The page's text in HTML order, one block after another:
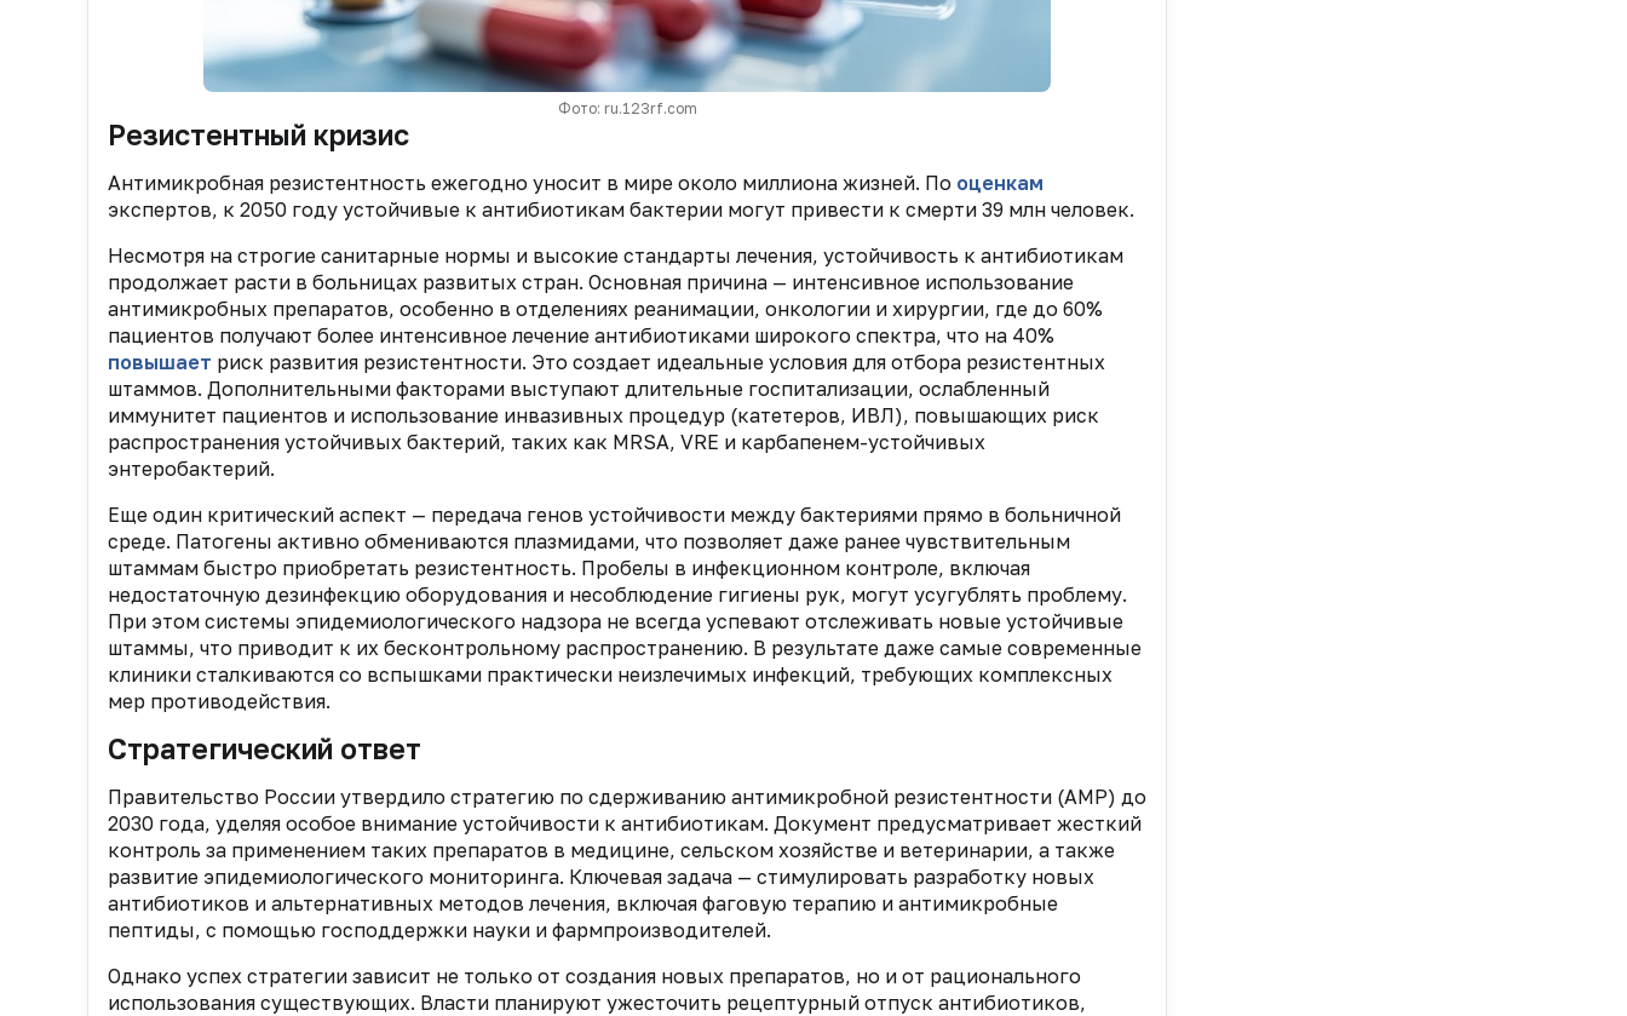
Фото: ru.123rf.com
Резистентный кризис
Антимикробная резистентность ежегодно уносит в мире около миллиона жизней. По оценкам
экспертов, к 2050 году устойчивые к антибиотикам бактерии могут привести к смерти 39 млн человек.
Несмотря на строгие санитарные нормы и высокие стандарты лечения, устойчивость к антибиотикам
продолжает расти в больницах развитых стран. Основная причина — интенсивное использование
антимикробных препаратов, особенно в отделениях реанимации, онкологии и хирургии, где до 60%
пациентов получают более интенсивное лечение антибиотиками широкого спектра, что на 40%
повышает риск развития резистентности. Это создает идеальные условия для отбора резистентных
штаммов. Дополнительными факторами выступают длительные госпитализации, ослабленный
иммунитет пациентов и использование инвазивных процедур (катетеров, ИВЛ), повышающих риск
распространения устойчивых бактерий, таких как MRSA, VRE и карбапенем-устойчивых
энтеробактерий.
Еще один критический аспект — передача генов устойчивости между бактериями прямо в больничной
среде. Патогены активно обмениваются плазмидами, что позволяет даже ранее чувствительным
штаммам быстро приобретать резистентность. Пробелы в инфекционном контроле, включая
недостаточную дезинфекцию оборудования и несоблюдение гигиены рук, могут усугублять проблему.
При этом системы эпидемиологического надзора не всегда успевают отслеживать новые устойчивые
штаммы, что приводит к их бесконтрольному распространению. В результате даже самые современные
клиники сталкиваются со вспышками практически неизлечимых инфекций, требующих комплексных
мер противодействия.
Стратегический ответ
Правительство России утвердило стратегию по сдерживанию антимикробной резистентности (АМР) до
2030 года, уделяя особое внимание устойчивости к антибиотикам. Документ предусматривает жесткий
контроль за применением таких препаратов в медицине, сельском хозяйстве и ветеринарии, а также
развитие эпидемиологического мониторинга. Ключевая задача — стимулировать разработку новых
антибиотиков и альтернативных методов лечения, включая фаговую терапию и антимикробные
пептиды, с помощью господдержки науки и фармпроизводителей.
Однако успех стратегии зависит не только от создания новых препаратов, но и от рационального
использования существующих. Власти планируют ужесточить рецептурный отпуск антибиотиков,